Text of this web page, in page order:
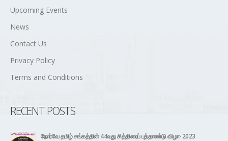
Upcoming Events
News
Contact Us
Privacy Policy
Terms and Conditions
RECENT POSTS
நோர்வே தமிழ் சங்கத்தின் 44வது சித்திரைப் புத்தாண்டு விழா- 2023